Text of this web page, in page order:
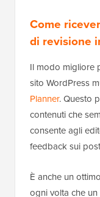
Come
di revisione
Il modo migliore
sito WordPress
Planner. Questo
contenuti che
consente agli
feedback sui
È anche un
ogni volta che